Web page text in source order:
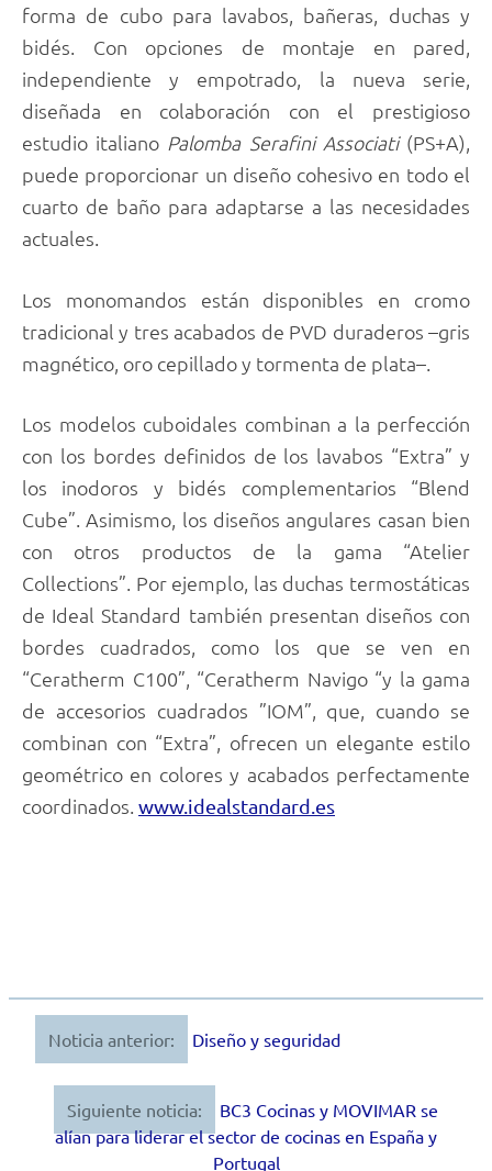
forma de cubo para lavabos, bañeras, duchas y
bidés. Con opciones de montaje en pared,
independiente y empotrado, la nueva serie,
diseñada en colaboración con el prestigioso
estudio italiano Palomba Serafini Associati (PS+A),
puede proporcionar un diseño cohesivo en todo el
cuarto de baño para adaptarse a las necesidades
actuales.
Los monomandos están disponibles en cromo
tradicional y tres acabados de PVD duraderos –gris
magnético, oro cepillado y tormenta de plata–.
Los modelos cuboidales combinan a la perfección
con los bordes definidos de los lavabos “Extra” y
los inodoros y bidés complementarios “Blend
Cube”. Asimismo, los diseños angulares casan bien
con otros productos de la gama “Atelier
Collections”. Por ejemplo, las duchas termostáticas
de Ideal Standard también presentan diseños con
bordes cuadrados, como los que se ven en
“Ceratherm C100”, “Ceratherm Navigo “y la gama
de accesorios cuadrados ”IOM”, que, cuando se
combinan con “Extra”, ofrecen un elegante estilo
geométrico en colores y acabados perfectamente
coordinados. www.idealstandard.es
Navegación
entradas
Noticia anterior: Diseño y seguridad
Siguiente noticia:
BC3 Cocinas y MOVIMAR se
alían para liderar el sector de cocinas en España y
Portugal